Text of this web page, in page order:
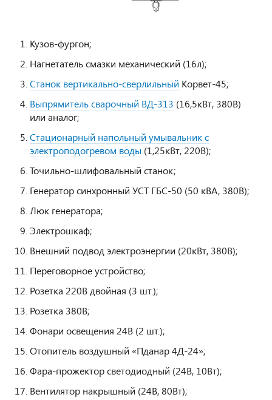
Кузов-фургон;
Нагнетатель смазки механический (16л);
Станок вертикально-сверлильный Корвет-45;
Выпрямитель сварочный ВД-313 (16,5кВт, 380В)
или аналог;
Стационарный напольный умывальник с
электроподогревом воды (1,25кВт, 220В);
Точильно-шлифовальный станок;
Генератор синхронный УСТ ГБС-50 (50 кВА, 380В);
Люк генератора;
Электрошкаф;
Внешний подвод электроэнергии (20кВт, 380В);
Переговорное устройство;
Розетка 220В двойная (3 шт.);
Розетка 380В;
Фонари освещения 24В (2 шт.);
Отопитель воздушный «Пданар 4Д-24»;
Фара-прожектор светодиодный (24В, 10Вт);
Вентилятор накрышный (24В, 80Вт);